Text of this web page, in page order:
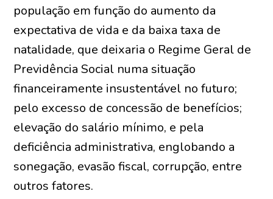
população em função do aumento da
expectativa de vida e da baixa taxa de
natalidade, que deixaria o Regime Geral de
Previdência Social numa situação
financeiramente insustentável no futuro;
pelo excesso de concessão de benefícios;
elevação do salário mínimo, e pela
deficiência administrativa, englobando a
sonegação, evasão fiscal, corrupção, entre
outros fatores.